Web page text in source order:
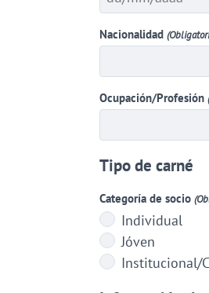
barra
AAAA
Nacionalidad
Ocupación/Profesión
Tipo de carné
Categoría de socio
Individual
Jóven
Institucional/